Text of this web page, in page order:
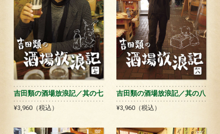
吉田類の酒場放浪記／其の七
¥3,960（税込）
吉田類の酒場放浪記／其の八
¥3,960（税込）